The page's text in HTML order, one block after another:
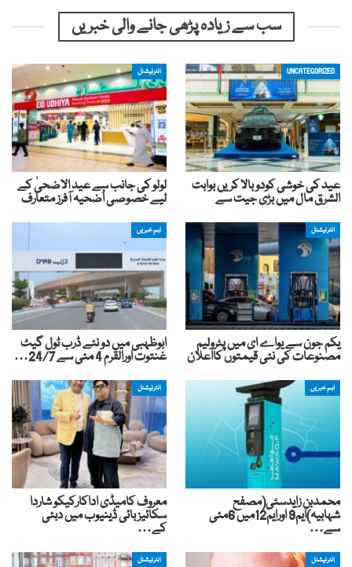
سب سے زیادہ پڑھی جانے والی خبریں
UNCATEGORIZED
عید کی خوشی کودوبالا کریں بوابت
الشرق مال میں بڑی جیت سے
انٹرنیشنل
لولو کی جانب سے عید الاضحیٰ کے
لیے خصوصی اُضحیہ آفرز متعارف
انٹرنیشنل
یکم جون سے یواے ای میں پٹرولیم
مصنوعات کی نئی قیمتوں کااعلان
اہم خبریں
ابوظہبی میں دو نئے ڈرب ٹول گیٹ
غنتوت اورالقرم 4 مئی سے 24/7…
اہم خبریں
محمدبن زایدسٹی(مصفح
شہابیہ)ایم9 اورایم12میں 6مئی
سے…
انٹرنیشنل
معروف کامیڈی اداکارکیکو شاردا
سکائیز بائی ڈینیوب میں دبئی
کے…
انٹرنیشنل انٹرنیشنل